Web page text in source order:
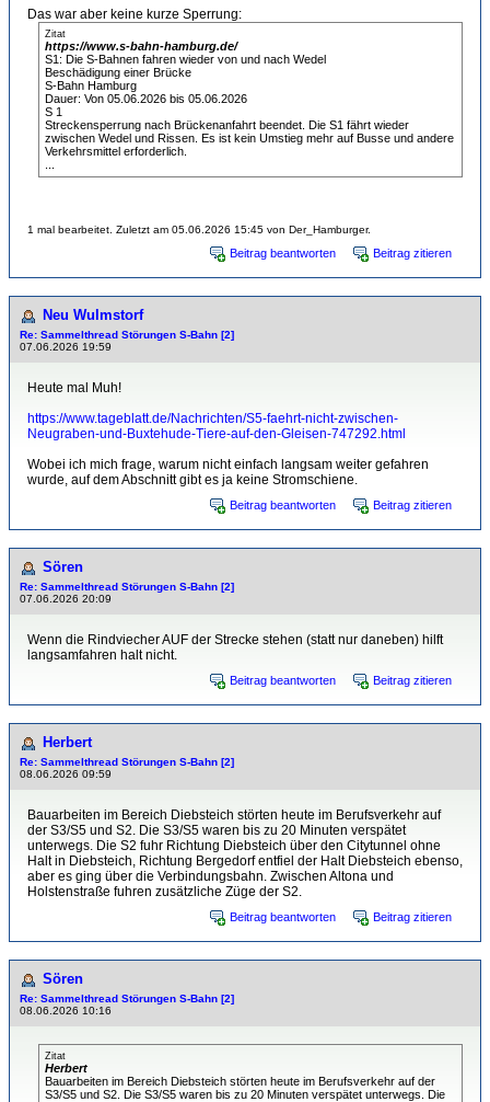
Das war aber keine kurze Sperrung:
Zitat
https://www.s-bahn-hamburg.de/
S1: Die S-Bahnen fahren wieder von und nach Wedel
Beschädigung einer Brücke
S-Bahn Hamburg
Dauer: Von 05.06.2026 bis 05.06.2026
S 1
Streckensperrung nach Brückenanfahrt beendet. Die S1 fährt wieder
zwischen Wedel und Rissen. Es ist kein Umstieg mehr auf Busse und andere
Verkehrsmittel erforderlich.
1 mal bearbeitet. Zuletzt am 05.06.2026 15:45 von Der_Hamburger.
Beitrag beantworten Beitrag zitieren
Neu Wulmstorf
Re: Sammelthread Störungen S-Bahn [2]
07.06.2026 19:59
Heute mal Muh!
https://www.tageblatt.de/Nachrichten/S5-faehrt-nicht-zwischen-
Neugraben-und-Buxtehude-Tiere-auf-den-Gleisen-747292.html
Wobei ich mich frage, warum nicht einfach langsam weiter gefahren
wurde, auf dem Abschnitt gibt es ja keine Stromschiene.
Beitrag beantworten Beitrag zitieren
Sören
Re: Sammelthread Störungen S-Bahn [2]
07.06.2026 20:09
Wenn die Rindviecher AUF der Strecke stehen (statt nur daneben) hilft
langsamfahren halt nicht.
Beitrag beantworten Beitrag zitieren
Herbert
Re: Sammelthread Störungen S-Bahn [2]
08.06.2026 09:59
Bauarbeiten im Bereich Diebsteich störten heute im Berufsverkehr auf
der S3/S5 und S2. Die S3/S5 waren bis zu 20 Minuten verspätet
unterwegs. Die S2 fuhr Richtung Diebsteich über den Citytunnel ohne
Halt in Diebsteich, Richtung Bergedorf entfiel der Halt Diebsteich ebenso,
aber es ging über die Verbindungsbahn. Zwischen Altona und
Holstenstraße fuhren zusätzliche Züge der S2.
Beitrag beantworten Beitrag zitieren
Sören
Re: Sammelthread Störungen S-Bahn [2]
08.06.2026 10:16
Zitat
Herbert
Bauarbeiten im Bereich Diebsteich störten heute im Berufsverkehr auf der
S3/S5 und S2. Die S3/S5 waren bis zu 20 Minuten verspätet unterwegs. Die